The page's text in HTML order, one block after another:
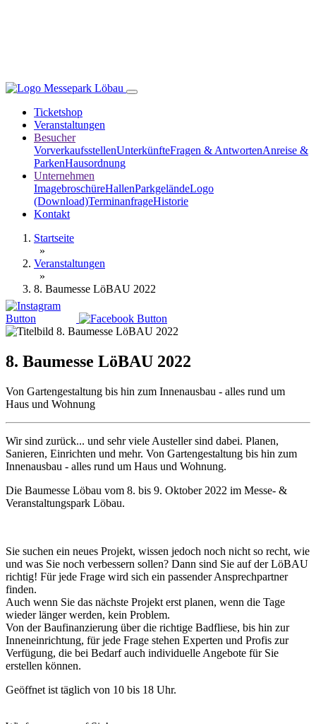
Ticketshop
Veranstaltungen
Besucher
VorverkaufsstellenUnterkünfteFragen & AntwortenAnreise &
ParkenHausordnung
Unternehmen
ImagebroschüreHallenParkgeländeLogo
(Download)TerminanfrageHistorie
Kontakt
Startseite
»
Veranstaltungen
»
8. Baumesse LöBAU 2022
8. Baumesse LöBAU 2022
Von Gartengestaltung bis hin zum Innenausbau - alles rund um
Haus und Wohnung
Wir sind zurück... und sehr viele Austeller sind dabei. Planen,
Sanieren, Einrichten und mehr. Von Gartengestaltung bis hin zum
Innenausbau - alles rund um Haus und Wohnung.
Die Baumesse Löbau vom 8. bis 9. Oktober 2022 im Messe- &
Veranstaltungspark Löbau.
Sie suchen ein neues Projekt, wissen jedoch noch nicht so recht, wie
und was Sie noch verbessern sollen? Dann sind Sie auf der LöBAU
richtig! Für jede Frage wird sich ein passender Ansprechpartner
finden.
Auch wenn Sie das nächste Projekt erst planen, wenn die Tage
wieder länger werden, kein Problem.
Von der Baufinanzierung über die richtige Badfliese, bis hin zur
Inneneinrichtung, für jede Frage stehen Experten und Profis zur
Verfügung, die bei Bedarf auch individuelle Angebote für Sie
erstellen können.
Geöffnet ist täglich von 10 bis 18 Uhr.